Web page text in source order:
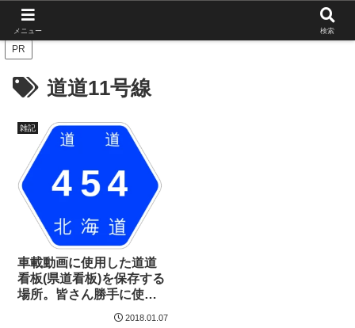
PR
道道11号線
雑記
車載動画に使用した道道
看板(県道看板)を保存する
場所。皆さん勝手に使用
2018.01.07
メニュー 検索